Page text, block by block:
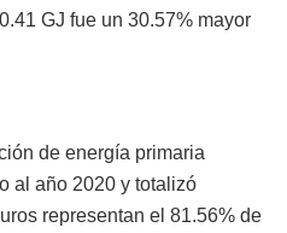
GJ fue un 30.57% mayor
de energía primaria
al año 2020 y totalizó
representan el 81.56% de